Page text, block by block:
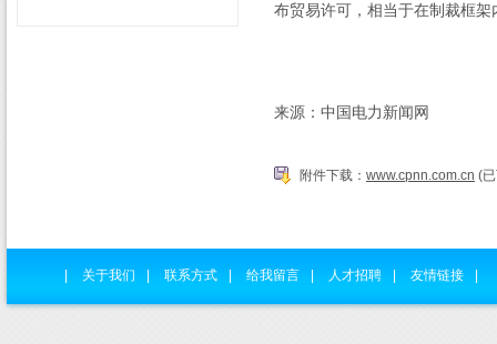
布贸易许可，相当于在制裁框
来源：中国电力新闻网
附件下载： www.cpnn.com.cn (
关于我们 联系方式 给我留言 人才招聘 友情链接